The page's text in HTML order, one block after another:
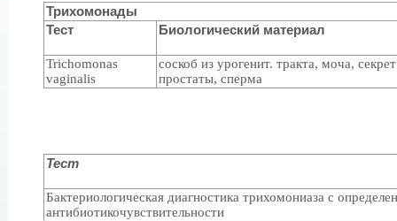
Трихомонады
Тест
Биологический материал
Trichomonas
vaginalis
соскоб из урогенит. тракта, моча, секрет
простаты, сперма
Тест
Бактериологическая диагностика трихомониаза с
антибиотикочувствительности